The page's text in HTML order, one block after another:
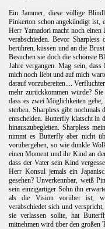
Ein Jammer, diese völlige
Pinkerton schon angekündigt ist,
Herr Yamadori macht noch einen
verabschieden. Bevor
berühren, küssen und an die
Besuchen sie doch die schönste
Jahre vergangen. Mag sein,
mich noch liebt und auf mich
darauf vorzubereiten....
mehr zurückkommen würde?
dass es zwei Möglichkeiten
sterben. Sharpless gibt nochmals
entscheiden. Butterfly klatscht in
hinauszubegleiten. Sharpless
nimmt es Butterfly aber nicht
vorübergehen, so wie dunkle
einen Moment und ihr Kind an
dass der Vater sein Kind
Herr Konsul jemals ein
gesehen? Unverkennbar, weiß
sein einzigartiger Sohn ihn
als die Vision vorüber ist,
verabschiedet sich und
sie verlassen sollte, hat
mitnehmen wird über den großen